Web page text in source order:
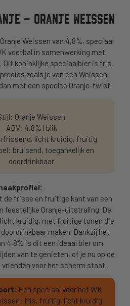
– ORANJE WEISSEN
Weissen van 4,8%, speciaal
voetbal in samenwerking met
Dit koninklijke speciaalbier is fris,
zoals je van een Weissen
met een speelse Oranje-twist.
Oranje Weissen
ABV: 4,8% | blik
licht kruidig, fruitig
bruisend, toegankelijk en
doordrinkbaar
de frisse en fruitige kant van een
feestelijke Oranje-uitstraling. De
kruidig, met fruitige tonen die
maken. Dankzij het
4,8% is dit een ideaal bier om
van te genieten, of je nu op de
voor het scherm staat.
Een speciaal voor het WK
fris, fruitig, licht kruidig